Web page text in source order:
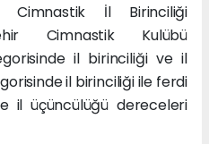
Cimnastik İl Birinciliği
Cimnastik Kulübü
il birinciliği ve il
il birinciliği ile ferdi
il üçüncülüğü dereceleri